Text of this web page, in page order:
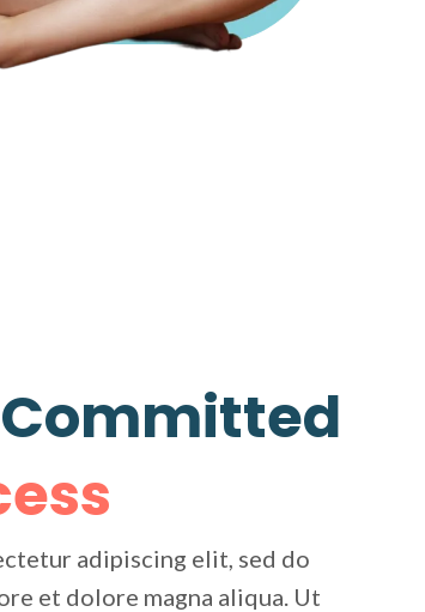
adipiscing elit, sed do
et dolore magna aliqua. Ut